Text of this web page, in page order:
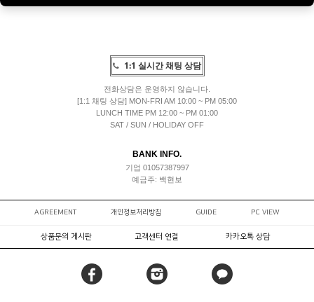
1:1 실시간 채팅 상담
전화상담은 운영하지 않습니다.
[1:1 채팅 상담] MON-FRI AM 10:00 ~ PM 05:00
LUNCH TIME PM 12:00 ~ PM 01:00
SAT / SUN / HOLIDAY OFF
BANK INFO.
기업 01057387997
예금주: 백현보
AGREEMENT 개인정보처리방침 GUIDE PC VIEW
상품문의 게시판 고객센터 연결 카카오톡 상담